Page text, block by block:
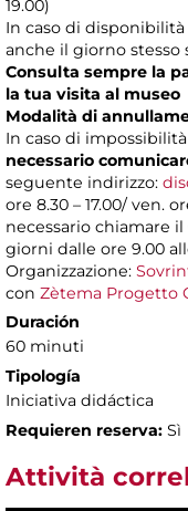
19.00)
In caso di
anche il giorno stesso
Consulta sempre la
la tua visita al museo
Modalità di
In caso di
necessario
seguente indirizzo:
ore 8.30 – 17.00/ ven.
necessario chiamare il
giorni dalle ore 9.00
Organizzazione:
con Zètema Progetto
Duración
60 minuti
Tipología
Iniciativa didáctica
Requieren reserva: Sì
Attività